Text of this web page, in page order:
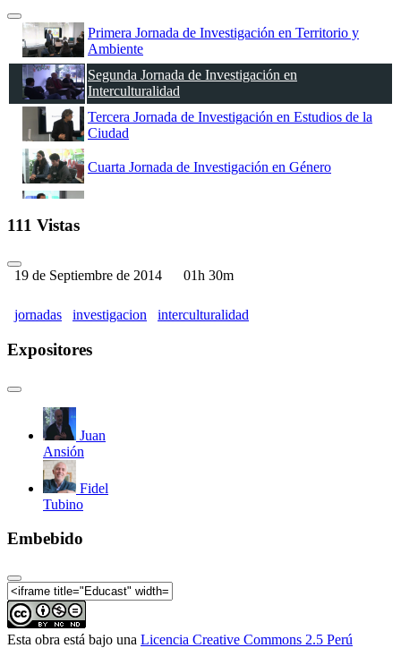
Primera Jornada de Investigación en Territorio y
Ambiente
Segunda Jornada de Investigación en
Interculturalidad
Tercera Jornada de Investigación en Estudios de la
Ciudad
Cuarta Jornada de Investigación en Género
111 Vistas
19 de Septiembre de 2014 01h 30m
jornadas investigacion interculturalidad
Expositores
Juan
Ansión
Fidel
Tubino
Embebido
Esta obra está bajo una Licencia Creative Commons 2.5 Perú